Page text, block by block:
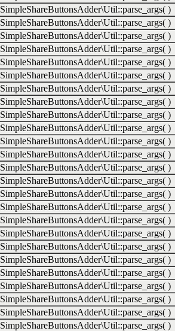
SimpleShareButtonsAdder\Util::parse_args( )
SimpleShareButtonsAdder\Util::parse_args( )
SimpleShareButtonsAdder\Util::parse_args( )
SimpleShareButtonsAdder\Util::parse_args( )
SimpleShareButtonsAdder\Util::parse_args( )
SimpleShareButtonsAdder\Util::parse_args( )
SimpleShareButtonsAdder\Util::parse_args( )
SimpleShareButtonsAdder\Util::parse_args( )
SimpleShareButtonsAdder\Util::parse_args( )
SimpleShareButtonsAdder\Util::parse_args( )
SimpleShareButtonsAdder\Util::parse_args( )
SimpleShareButtonsAdder\Util::parse_args( )
SimpleShareButtonsAdder\Util::parse_args( )
SimpleShareButtonsAdder\Util::parse_args( )
SimpleShareButtonsAdder\Util::parse_args( )
SimpleShareButtonsAdder\Util::parse_args( )
SimpleShareButtonsAdder\Util::parse_args( )
SimpleShareButtonsAdder\Util::parse_args( )
SimpleShareButtonsAdder\Util::parse_args( )
SimpleShareButtonsAdder\Util::parse_args( )
SimpleShareButtonsAdder\Util::parse_args( )
SimpleShareButtonsAdder\Util::parse_args( )
SimpleShareButtonsAdder\Util::parse_args( )
SimpleShareButtonsAdder\Util::parse_args( )
SimpleShareButtonsAdder\Util::parse_args( )